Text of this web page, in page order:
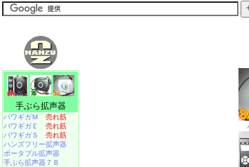
手ぶら拡声器
パワギガＭ 売れ筋
パワギガＥ 売れ筋
パワギガＳ 売れ筋
ハンズフリー拡声器
ポータブル拡声器
手ぶら拡声器７Ｂ